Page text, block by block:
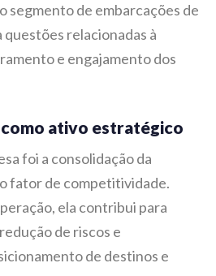
segmento de embarcações de
relacionadas à
e engajamento dos
ativo estratégico
foi a consolidação da
fator de competitividade.
ela contribui para
de riscos e
de destinos e